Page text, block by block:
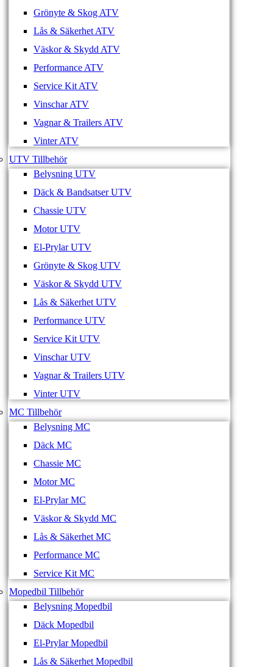
Grönyte & Skog ATV
Lås & Säkerhet ATV
Väskor & Skydd ATV
Performance ATV
Service Kit ATV
Vinschar ATV
Vagnar & Trailers ATV
Vinter ATV
UTV Tillbehör
Belysning UTV
Däck & Bandsatser UTV
Chassie UTV
Motor UTV
El-Prylar UTV
Grönyte & Skog UTV
Väskor & Skydd UTV
Lås & Säkerhet UTV
Performance UTV
Service Kit UTV
Vinschar UTV
Vagnar & Trailers UTV
Vinter UTV
MC Tillbehör
Belysning MC
Däck MC
Chassie MC
Motor MC
El-Prylar MC
Väskor & Skydd MC
Lås & Säkerhet MC
Performance MC
Service Kit MC
Mopedbil Tillbehör
Belysning Mopedbil
Däck Mopedbil
El-Prylar Mopedbil
Lås & Säkerhet Mopedbil